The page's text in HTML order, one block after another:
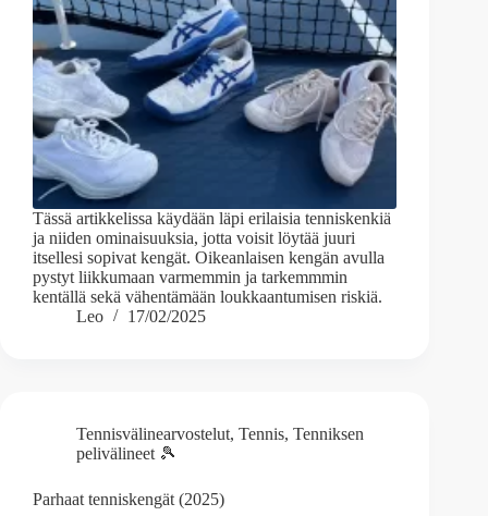
Tässä artikkelissa käydään läpi erilaisia tenniskenkiä
ja niiden ominaisuuksia, jotta voisit löytää juuri
itsellesi sopivat kengät. Oikeanlaisen kengän avulla
pystyt liikkumaan varmemmin ja tarkemmmin
kentällä sekä vähentämään loukkaantumisen riskiä.
Leo
17/02/2025
Tennisvälinearvostelut, Tennis, Tenniksen
pelivälineet 🎾
Parhaat tenniskengät (2025)